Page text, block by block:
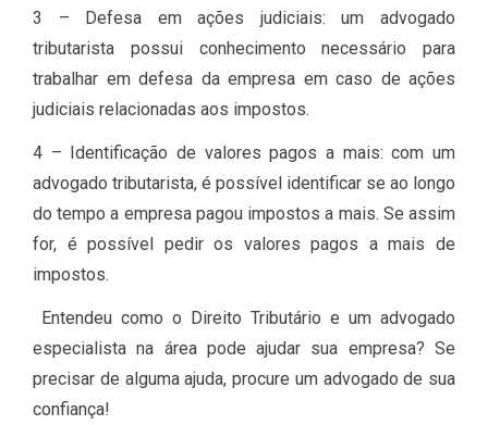
3 – Defesa em ações judiciais: um advogado
tributarista possui conhecimento necessário para
trabalhar em defesa da empresa em caso de ações
judiciais relacionadas aos impostos.
4 – Identificação de valores pagos a mais: com um
advogado tributarista, é possível identificar se ao longo
do tempo a empresa pagou impostos a mais. Se assim
for, é possível pedir os valores pagos a mais de
impostos.
Entendeu como o Direito Tributário e um advogado
especialista na área pode ajudar sua empresa? Se
precisar de alguma ajuda, procure um advogado de sua
confiança!